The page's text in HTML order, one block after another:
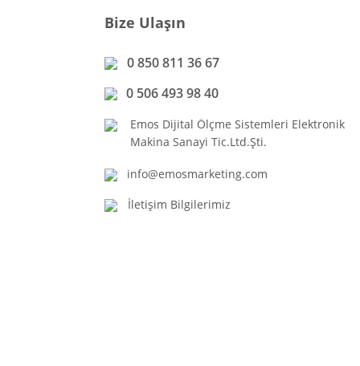
Bize Ulaşın
0 850 811 36 67
0 506 493 98 40
Emos Dijital Ölçme Sistemleri Elektronik
Makina Sanayi Tic.Ltd.Şti.
info@emosmarketing.com
İletişim Bilgilerimiz